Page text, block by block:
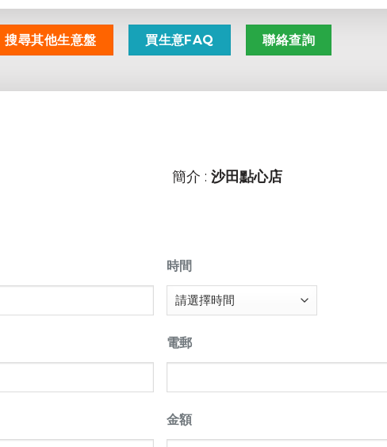
搜尋其他生意盤 買生意FAQ 聯絡查詢
簡介 : 沙田點心店
時間
電郵
金額